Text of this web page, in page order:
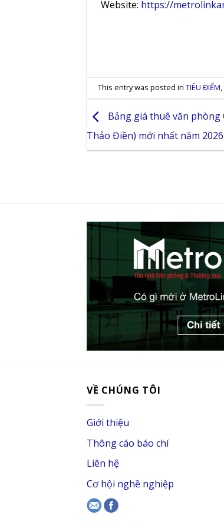
Website: https://
This entry was posted inTIÊU ĐIỂM,
Bảng giá thuê văn phòng
Thảo Điền) mới nhất năm 2026
VỀ CHÚNG TÔI
Giới thiệu
Thông cáo báo chí
Liên hệ
Cơ hội nghề nghiệp